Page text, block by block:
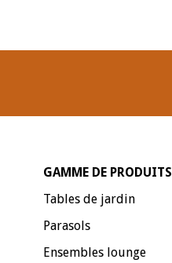
GAMME DE PRODUITS
Tables de jardin
Parasols
Ensembles lounge